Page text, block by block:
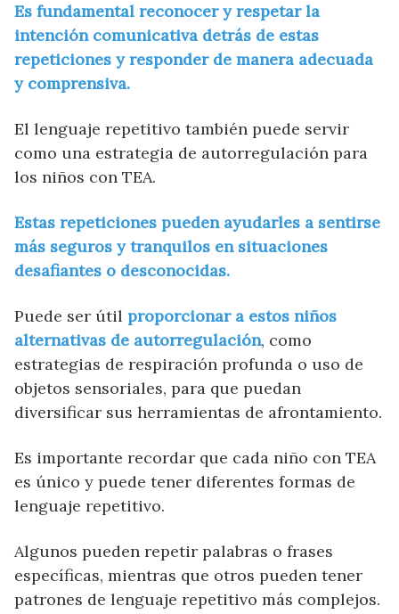
Es fundamental reconocer y respetar la
intención comunicativa detrás de estas
repeticiones y responder de manera adecuada
y comprensiva.
El lenguaje repetitivo también puede servir
como una estrategia de autorregulación para
los niños con TEA.
Estas repeticiones pueden ayudarles a sentirse
más seguros y tranquilos en situaciones
desafiantes o desconocidas.
Puede ser útil proporcionar a estos niños
alternativas de autorregulación, como
estrategias de respiración profunda o uso de
objetos sensoriales, para que puedan
diversificar sus herramientas de afrontamiento.
Es importante recordar que cada niño con TEA
es único y puede tener diferentes formas de
lenguaje repetitivo.
Algunos pueden repetir palabras o frases
específicas, mientras que otros pueden tener
patrones de lenguaje repetitivo más complejos.